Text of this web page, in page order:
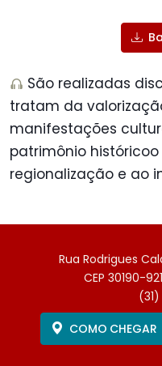
São realizadas
tratam da
manifestações
patrimônio
regionalização e ao
Rua Rodrigues
CEP 30190-
COMO CHEGAR